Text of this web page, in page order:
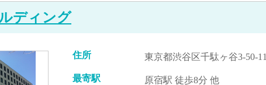
ディング
住所 東京都渋谷区千駄ヶ谷3-50-11
最寄駅 原宿駅 徒歩8分 他